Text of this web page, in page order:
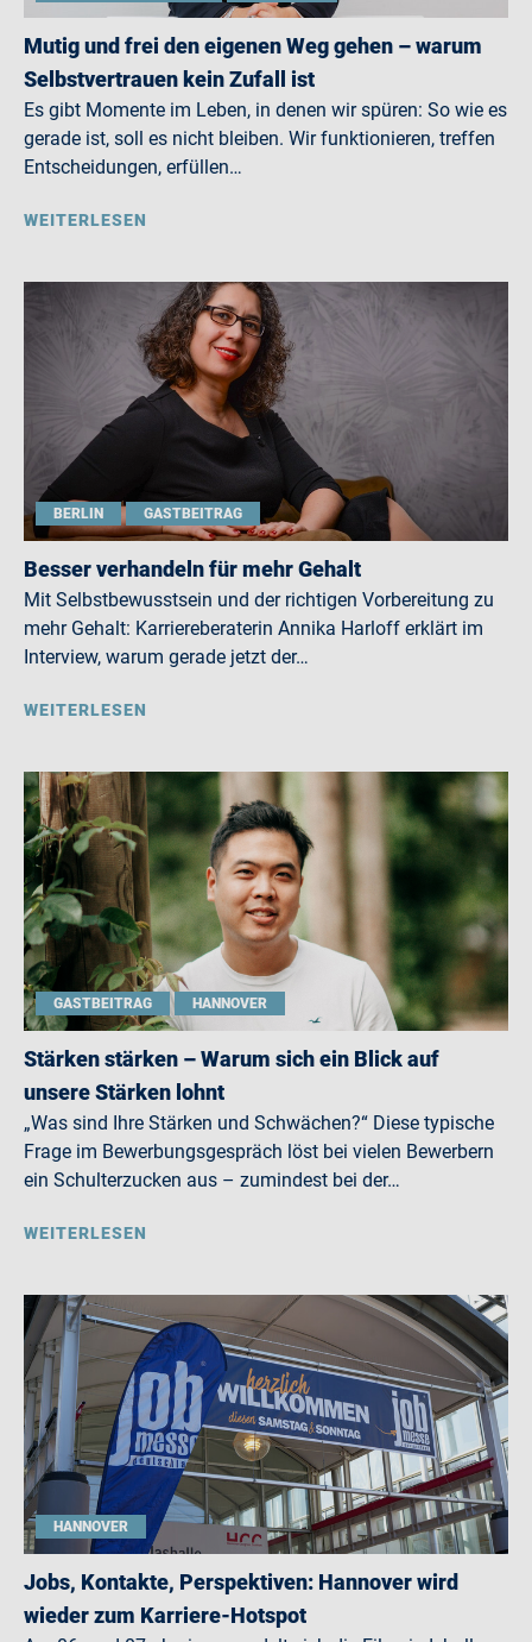
Mutig und frei den eigenen Weg gehen – warum
Selbstvertrauen kein Zufall ist
Es gibt Momente im Leben, in denen wir spüren: So wie es
gerade ist, soll es nicht bleiben. Wir funktionieren, treffen
Entscheidungen, erfüllen…
WEITERLESEN
BERLIN GASTBEITRAG
Besser verhandeln für mehr Gehalt
Mit Selbstbewusstsein und der richtigen Vorbereitung zu
mehr Gehalt: Karriereberaterin Annika Harloff erklärt im
Interview, warum gerade jetzt der…
WEITERLESEN
GASTBEITRAG HANNOVER
Stärken stärken – Warum sich ein Blick auf
unsere Stärken lohnt
„Was sind Ihre Stärken und Schwächen?“ Diese typische
Frage im Bewerbungsgespräch löst bei vielen Bewerbern
ein Schulterzucken aus – zumindest bei der…
WEITERLESEN
HANNOVER
Jobs, Kontakte, Perspektiven: Hannover wird
wieder zum Karriere-Hotspot